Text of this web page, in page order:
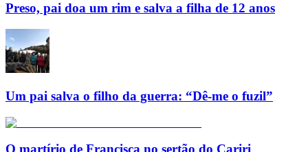
Preso, pai doa um rim e salva a filha de 12 anos
Um pai salva o filho da guerra: “Dê-me o fuzil”
O martírio de Francisca no sertão do Cariri